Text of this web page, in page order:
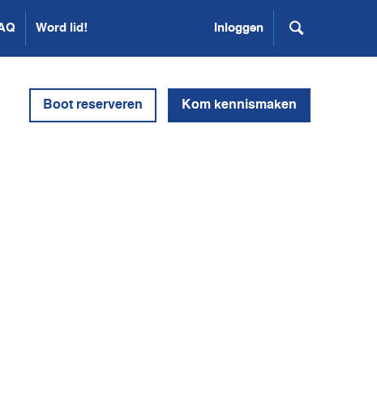
Word lid! Inloggen
Boot reserveren Kom kennismaken